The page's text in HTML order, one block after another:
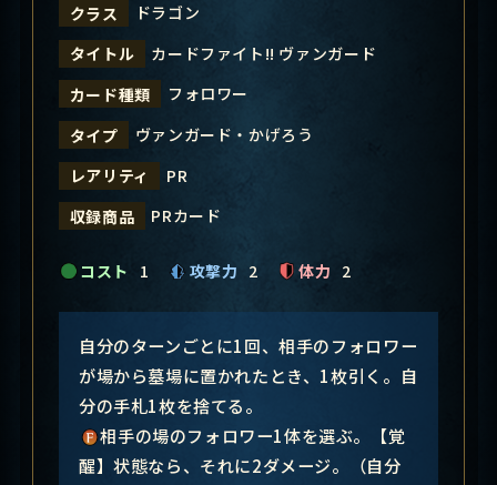
クラス
ドラゴン
タイトル
カードファイト!! ヴァンガード
カード種類
フォロワー
タイプ
ヴァンガード・かげろう
レアリティ
PR
収録商品
PRカード
コスト 1 攻撃力 2 体力 2
自分のターンごとに1回、相手のフォロワー
が場から墓場に置かれたとき、1枚引く。自
分の手札1枚を捨てる。
相手の場のフォロワー1体を選ぶ。【覚
醒】状態なら、それに2ダメージ。（自分